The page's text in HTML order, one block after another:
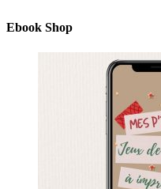
Ebook Shop